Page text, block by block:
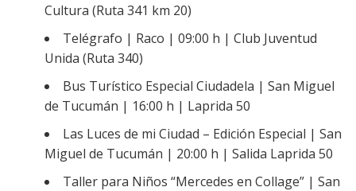
Cultura (Ruta 341 km 20)
Telégrafo | Raco | 09:00 h | Club Juventud
Unida (Ruta 340)
Bus Turístico Especial Ciudadela | San Miguel
de Tucumán | 16:00 h | Laprida 50
Las Luces de mi Ciudad – Edición Especial | San
Miguel de Tucumán | 20:00 h | Salida Laprida 50
Taller para Niños “Mercedes en Collage” | San